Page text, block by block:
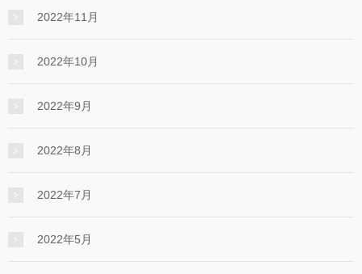
2022年11月
2022年10月
2022年9月
2022年8月
2022年7月
2022年5月